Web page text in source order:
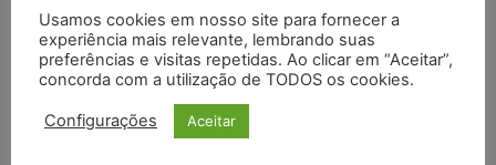
COMPARTILHE
Usamos cookies em nosso site para fornecer a
experiência mais relevante, lembrando suas
preferências e visitas repetidas. Ao clicar em “Aceitar”,
concorda com a utilização de TODOS os cookies.
Configurações Aceitar